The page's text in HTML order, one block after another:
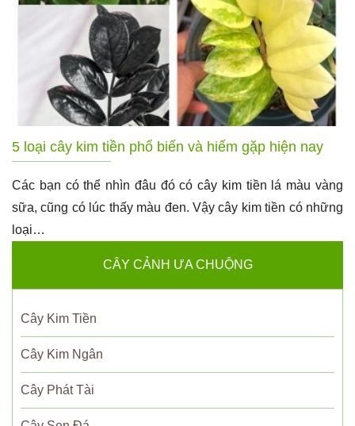
5 loại cây kim tiền phổ biến và hiếm gặp hiện nay
Các bạn có thể nhìn đâu đó có cây kim tiền lá màu vàng
sữa, cũng có lúc thấy màu đen. Vậy cây kim tiền có những
loại…
CÂY CẢNH ƯA CHUỘNG
Cây Kim Tiền
Cây Kim Ngân
Cây Phát Tài